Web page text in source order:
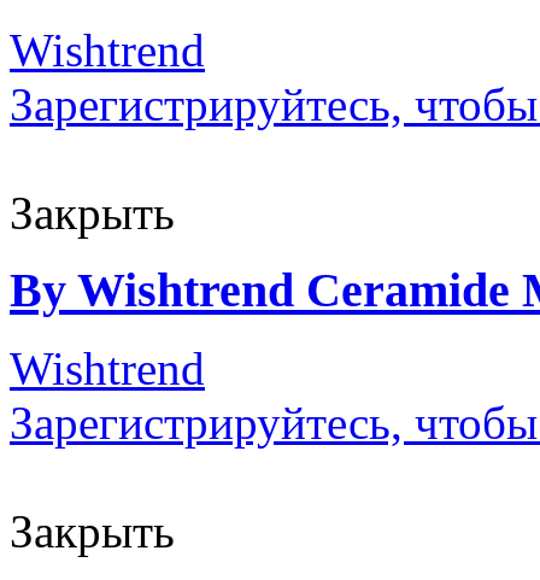
Wishtrend
Зарегистрируйтесь,
Закрыть
By Wishtrend Ceramide
Wishtrend
Зарегистрируйтесь,
Закрыть